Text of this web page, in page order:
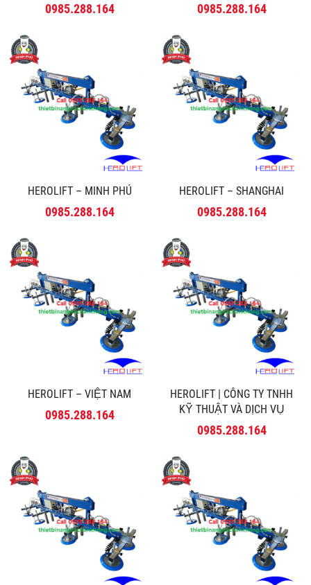
0985.288.164 0985.288.164
HEROLIFT – MINH PHÚ
0985.288.164
HEROLIFT – SHANGHAI
0985.288.164
HEROLIFT – VIỆT NAM
0985.288.164
HEROLIFT | CÔNG TY TNHH
KỸ THUẬT VÀ DỊCH VỤ
MINH PHÚ
0985.288.164